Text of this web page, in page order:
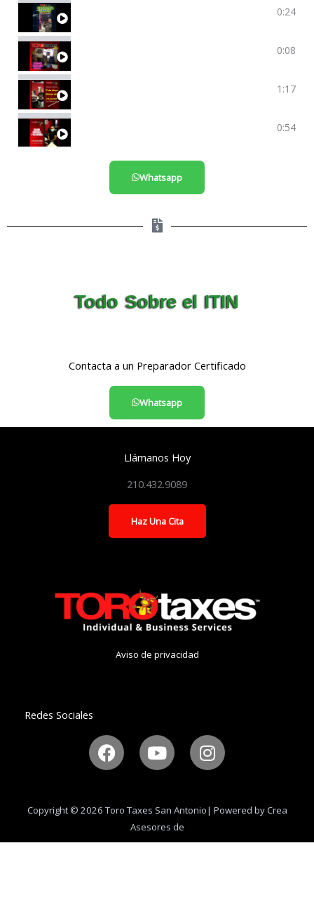
0:24
0:08
Aprovecha Los Beneficios De Hacer Los Taxes 🎯1:17
0:54
Whatsapp
Todo Sobre el ITIN
Contacta a un Preparador Certificado
Whatsapp
Llámanos Hoy
210.432.9089
Haz Una Cita
Aviso de privacidad
Redes Sociales
F
a
c
b
o
Y
o
u
u
b
e
I
n
s
a
r
Copyright © 2026 Toro Taxes San Antonio| Powered by Crea
Asesores de